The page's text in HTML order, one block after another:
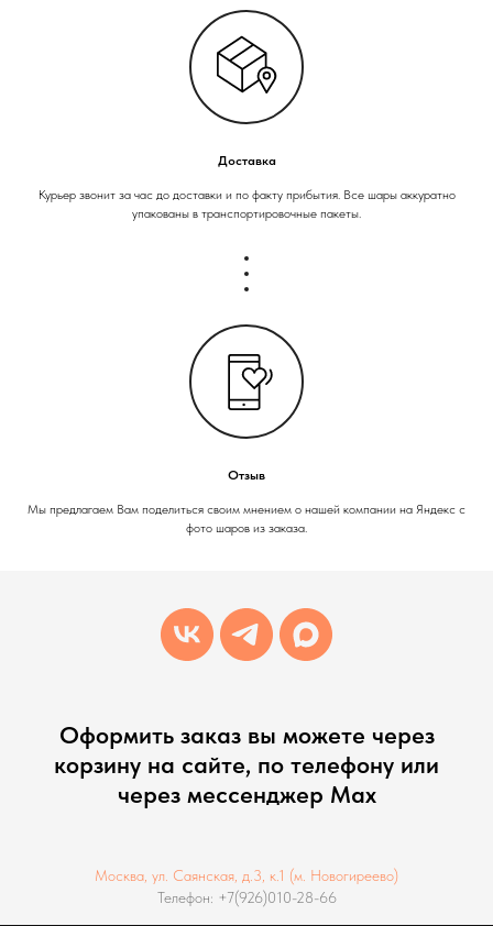
Доставка
Курьер звонит за час до доставки и по факту прибытия. Все шары аккуратно
упакованы в транспортировочные пакеты.
Отзыв
Мы предлагаем Вам поделиться своим мнением о нашей компании на Яндекс с
фото шаров из заказа.
Оформить заказ вы можете через
корзину на сайте, по телефону или
через мессенджер Max
Москва, ул. Саянская, д.3, к.1 (м. Новогиреево)
Телефон: +7(926)010-28-66